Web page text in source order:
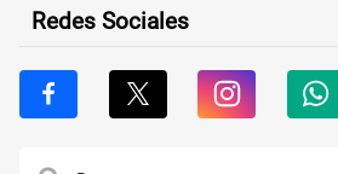
Redes Sociales